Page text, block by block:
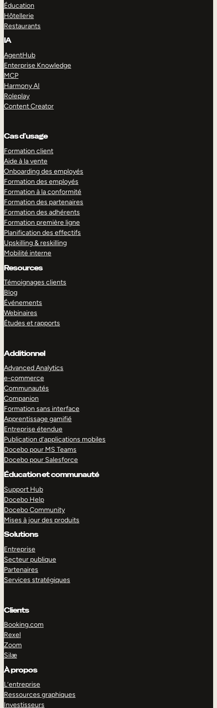
Éducation
Hôtellerie
Restaurants
IA
AgentHub
Enterprise Knowledge
MCP
Harmony AI
Roleplay
Content Creator
Cas d’usage
Formation client
Aide à la vente
Onboarding des employés
Formation des employés
Formation à la conformité
Formation des partenaires
Formation des adhérents
Formation première ligne
Planification des effectifs
Upskilling & reskilling
Mobilité interne
Resources
Témoignages clients
Blog
Événements
Webinaires
Études et rapports
Additionnel
Advanced Analytics
e-commerce
Communautés
Companion
Formation sans interface
Apprentissage gamifié
Entreprise étendue
Publication d’applications mobiles
Docebo pour MS Teams
Docebo pour Salesforce
Éducation et communauté
Support Hub
Docebo Help
Docebo Community
Mises à jour des produits
Solutions
Entreprise
Secteur publique
Partenaires
Services stratégiques
Clients
Booking.com
Rexel
Zoom
Silæ
À propos
L’entreprise
Ressources graphiques
Investisseurs